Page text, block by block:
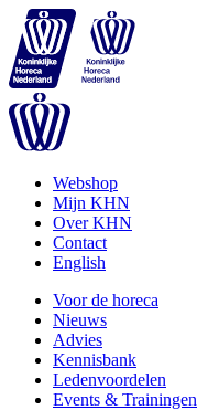
Webshop
Mijn KHN
Over KHN
Contact
English
Voor de horeca
Nieuws
Advies
Kennisbank
Ledenvoordelen
Events & Trainingen